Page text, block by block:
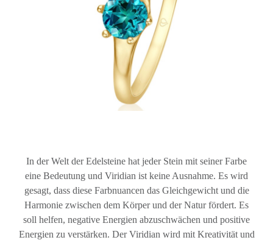
In der Welt der Edelsteine hat jeder Stein mit seiner Farbe
eine Bedeutung und Viridian ist keine Ausnahme. Es wird
gesagt, dass diese Farbnuancen das Gleichgewicht und die
Harmonie zwischen dem Körper und der Natur fördert. Es
soll helfen, negative Energien abzuschwächen und positive
Energien zu verstärken. Der Viridian wird mit Kreativität und